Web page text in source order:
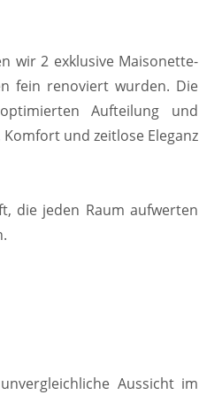
wir 2 exklusive Maisonette-
fein renoviert wurden. Die
Aufteilung und
und zeitlose Eleganz
die jeden Raum aufwerten
Aussicht im